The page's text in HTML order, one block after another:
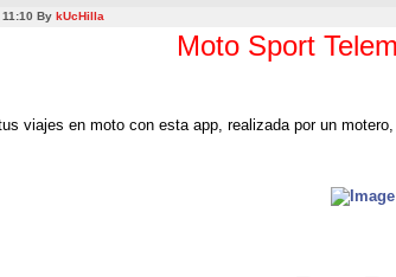
By kUcHilla
Moto Sport
viajes en moto con esta app, realizada por un motero,